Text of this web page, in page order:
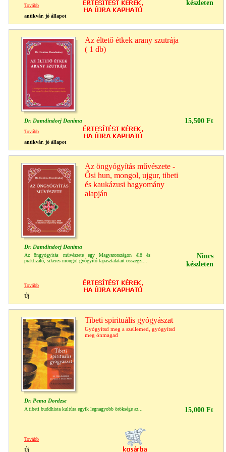
készleten
Tovább
antikvár, jó állapot
Az éltető étkek arany szutrája
( 1 db)
Dr. Damdindorj Danima 15,500 Ft
Tovább
antikvár, jó állapot
Az öngyógyítás művészete -
Ősi hun, mongol, ujgur, tibeti
és kaukázusi hagyomány
alapján
Dr. Damdindorj Danima
Az öngyógyítás művészete egy Magyarországon élő és
praktizáló, sikeres mongol gyógyító tapasztalatait összegzi...
Nincs
készleten
Tovább
Új
Tibeti spirituális gyógyászat
Gyógyítsd meg a szellemed, gyógyítsd
meg önmagad
Dr. Pema Dordzse
A tibeti buddhista kultúra egyik legnagyobb öröksége az... 15,000 Ft
Tovább
Új